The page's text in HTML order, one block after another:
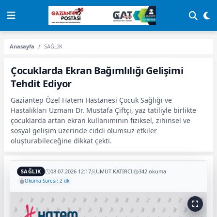
Anasayfa SAĞLIK
Çocuklarda Ekran Bağımlılığı Gelişimi
Tehdit Ediyor
Gaziantep Özel Hatem Hastanesi Çocuk Sağlığı ve
Hastalıkları Uzmanı Dr. Mustafa Çiftçi, yaz tatiliyle birlikte
çocuklarda artan ekran kullanımının fiziksel, zihinsel ve
sosyal gelişim üzerinde ciddi olumsuz etkiler
oluşturabileceğine dikkat çekti.
SAĞLIK 08.07.2026 12:17 UMUT KATIRCI 342 okuma
Okuma Süresi: 2 dk